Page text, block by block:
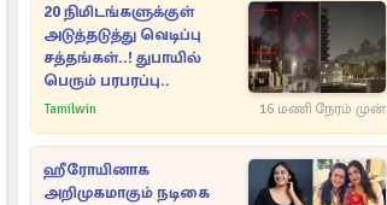
20 நிமிடங்களுக்குள்
அடுத்தடுத்து வெடிப்பு
சத்தங்கள்..! துபாயில்
பெரும் பரபரப்பு..
Tamilwin 16 மணி நேரம் முன்
ஹீரோயினாக
அறிமுகமாகும் நடிகை